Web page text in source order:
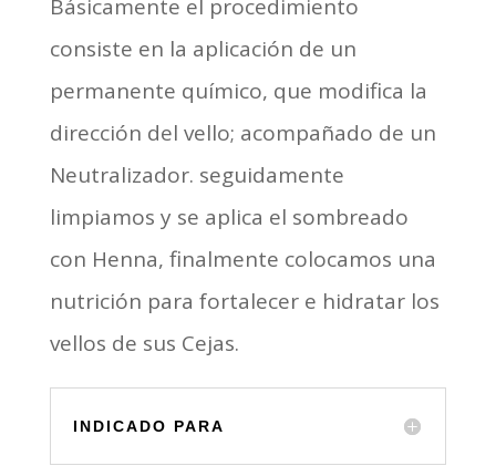
Básicamente el procedimiento
consiste en la aplicación de un
permanente químico, que modifica la
dirección del vello; acompañado de un
Neutralizador. seguidamente
limpiamos y se aplica el sombreado
con Henna, finalmente colocamos una
nutrición para fortalecer e hidratar los
vellos de sus Cejas.
INDICADO PARA